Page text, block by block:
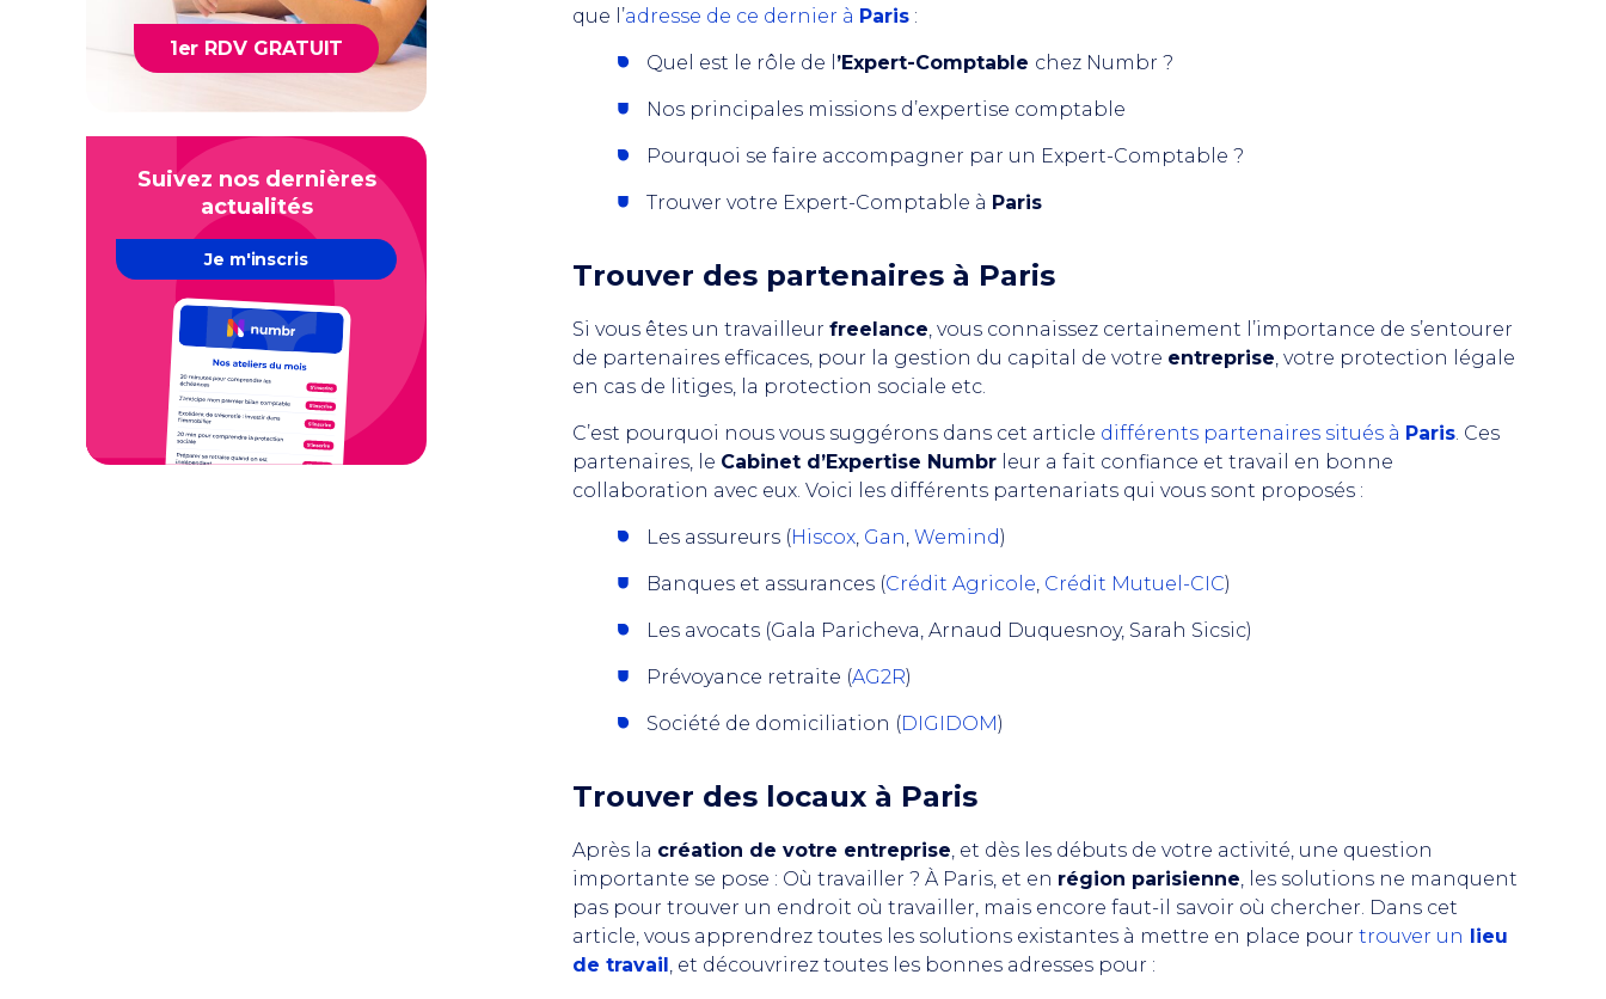
que l’adresse de ce dernier à Paris :
Quel est le rôle de l ’Expert-Comptable chez Numbr ?
Nos principales missions d’expertise comptable
Pourquoi se faire accompagner par un Expert-Comptable ?
Trouver votre Expert-Comptable à Paris
Trouver des partenaires à Paris
Si vous êtes un travailleur freelance, vous connaissez certainement l’importance de s’entourer
de partenaires efficaces, pour la gestion du capital de votre entreprise, votre protection légale
en cas de litiges, la protection sociale etc.
C’est pourquoi nous vous suggérons dans cet article différents partenaires situés à Paris. Ces
partenaires, le Cabinet d’Expertise Numbr leur a fait confiance et travail en bonne
collaboration avec eux. Voici les différents partenariats qui vous sont proposés :
Les assureurs (Hiscox, Gan, Wemind)
Banques et assurances (Crédit Agricole, Crédit Mutuel-CIC)
Les avocats (Gala Paricheva, Arnaud Duquesnoy, Sarah Sicsic)
Prévoyance retraite (AG2R)
Société de domiciliation (DIGIDOM)
Trouver des locaux à Paris
Après la création de votre entreprise, et dès les débuts de votre activité, une question
importante se pose : Où travailler ? À Paris, et en région parisienne, les solutions ne manquent
pas pour trouver un endroit où travailler, mais encore faut-il savoir où chercher. Dans cet
article, vous apprendrez toutes les solutions existantes à mettre en place pour trouver un lieu
de travail, et découvrirez toutes les bonnes adresses pour :
1er RDV GRATUIT
Suivez nos dernières
actualités
Je m'inscris